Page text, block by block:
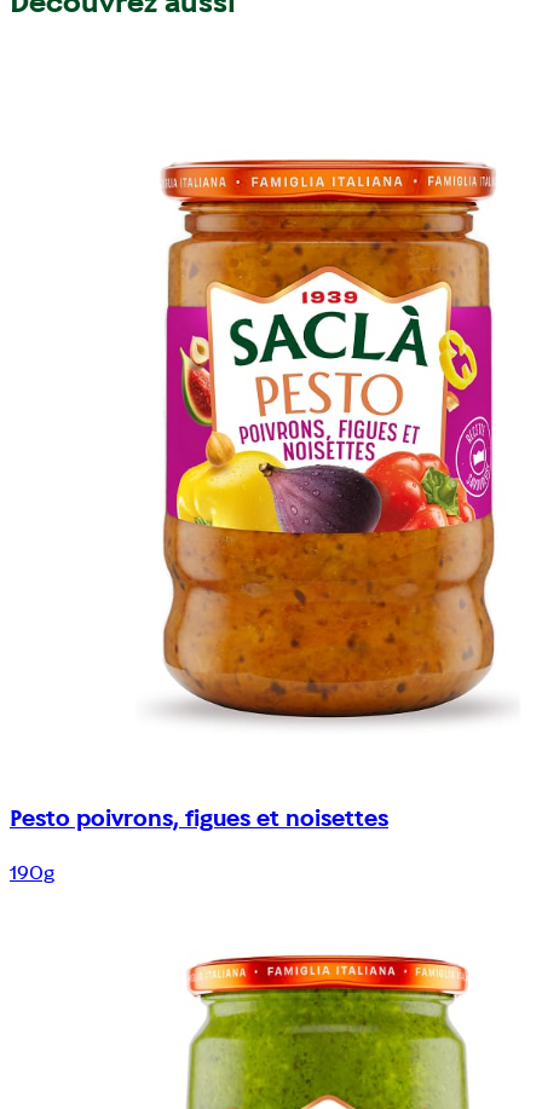
Pesto poivrons, figues et noisettes
190g